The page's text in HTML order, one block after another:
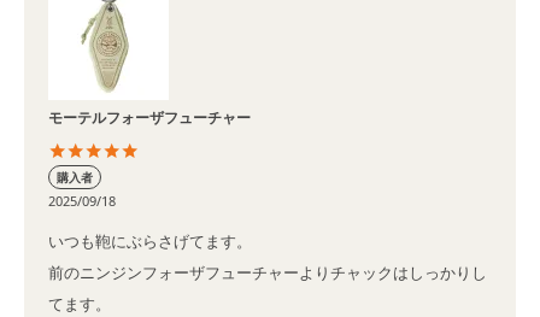
モーテルフォーザフューチャー
購入者
2025/09/18
いつも鞄にぶらさげてます。
前のニンジンフォーザフューチャーよりチャックはしっかりし
てます。